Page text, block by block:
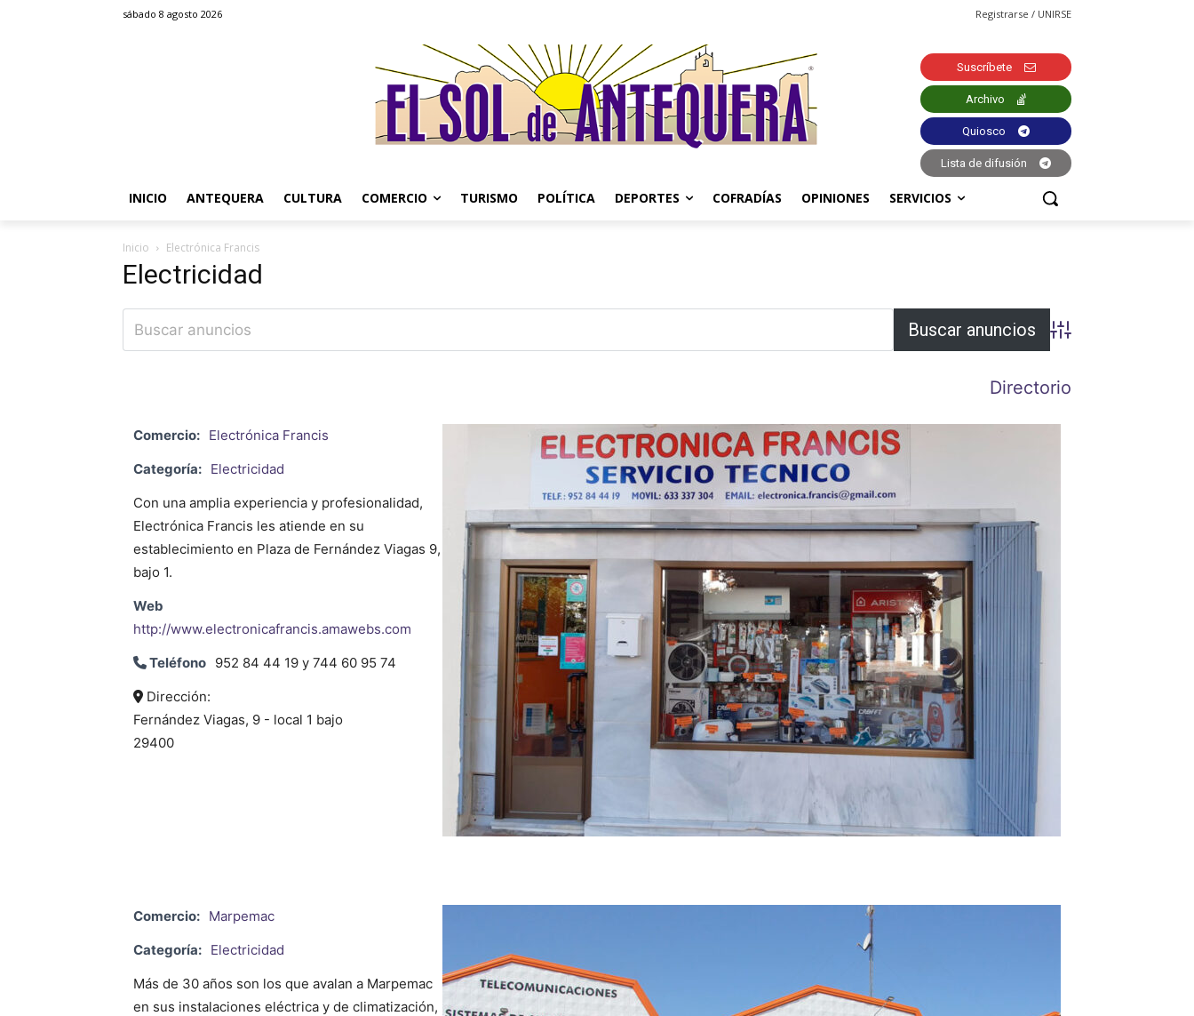
sábado 8 agosto 2026 Registrarse / UNIRSE
Suscríbete
Archivo
Quiosco
Lista de difusión
INICIO ANTEQUERA CULTURA COMERCIO TURISMO POLÍTICA DEPORTES COFRADÍAS OPINIONES SERVICIOS
Inicio Electrónica Francis
Electricidad
Búsqueda avanzada
Directorio
Comercio: Electrónica Francis
Categoría: Electricidad
Con una amplia experiencia y profesionalidad,
Electrónica Francis les atiende en su
establecimiento en Plaza de Fernández Viagas 9,
bajo 1.
Web
http://www.electronicafrancis.amawebs.com
Teléfono 952 84 44 19 y 744 60 95 74
Dirección:
Fernández Viagas, 9 - local 1 bajo
29400
Comercio: Marpemac
Categoría: Electricidad
Más de 30 años son los que avalan a Marpemac
en sus instalaciones eléctrica y de climatización,